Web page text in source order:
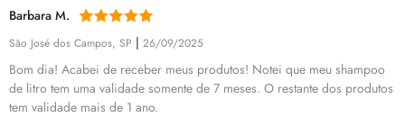
Barbara M.
São José dos Campos, SP | 26/09/2025
Bom dia! Acabei de receber meus produtos! Notei que meu shampoo
de litro tem uma validade somente de 7 meses. O restante dos produtos
tem validade mais de 1 ano.